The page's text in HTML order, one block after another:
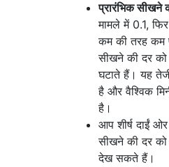
प्रारंभिक सीखने
मामले में 0.1,
कम की तरह कम
सीखने की दर
घटाते हैं। यह
है और वैश्विक
है।
आप शीर्ष दाईं
सीखने की दर को
देख सकते हैं।